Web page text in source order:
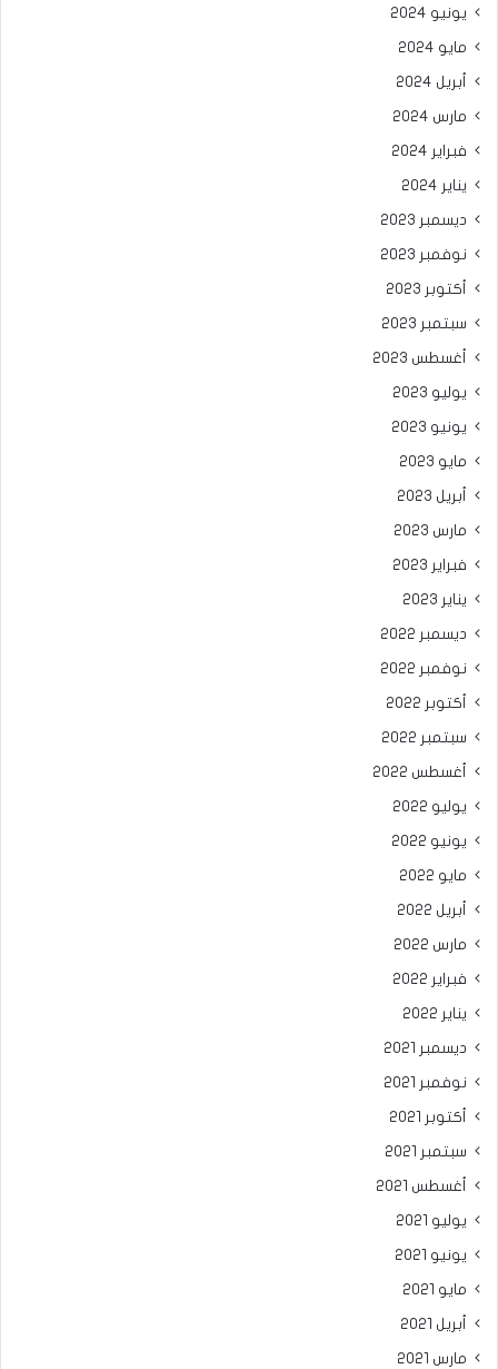
يونيو 2024
مايو 2024
أبريل 2024
مارس 2024
فبراير 2024
يناير 2024
ديسمبر 2023
نوفمبر 2023
أكتوبر 2023
سبتمبر 2023
أغسطس 2023
يوليو 2023
يونيو 2023
مايو 2023
أبريل 2023
مارس 2023
فبراير 2023
يناير 2023
ديسمبر 2022
نوفمبر 2022
أكتوبر 2022
سبتمبر 2022
أغسطس 2022
يوليو 2022
يونيو 2022
مايو 2022
أبريل 2022
مارس 2022
فبراير 2022
يناير 2022
ديسمبر 2021
نوفمبر 2021
أكتوبر 2021
سبتمبر 2021
أغسطس 2021
يوليو 2021
يونيو 2021
مايو 2021
أبريل 2021
مارس 2021